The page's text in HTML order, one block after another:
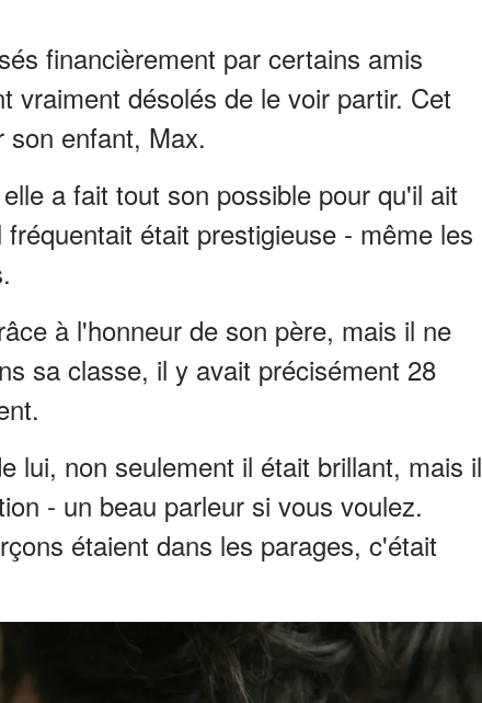
financièrement par certains amis
vraiment désolés de le voir partir. Cet
son enfant, Max.
a fait tout son possible pour qu'il ait
était prestigieuse - même les
à l'honneur de son père, mais il ne
sa classe, il y avait précisément 28
lui, non seulement il était brillant, mais il
- un beau parleur si vous voulez.
étaient dans les parages, c'était